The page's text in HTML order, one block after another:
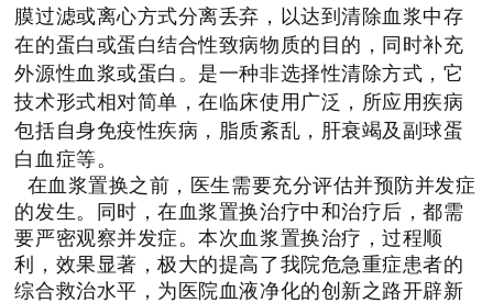
膜过滤或离心方式分离丢弃，以达到清除血浆中存
在的蛋白或蛋白结合性致病物质的目的，同时补充
外源性血浆或蛋白。是一种非选择性清除方式，它
技术形式相对简单，在临床使用广泛，所应用疾病
包括自身免疫性疾病，脂质紊乱，肝衰竭及副球蛋
白血症等。
在血浆置换之前，医生需要充分评估并预防并发症
的发生。同时，在血浆置换治疗中和治疗后，都需
要严密观察并发症。本次血浆置换治疗，过程顺
利，效果显著，极大的提高了我院危急重症患者的
综合救治水平，为医院血液净化的创新之路开辟新